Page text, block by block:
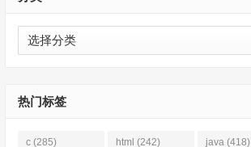
分
类
热门标签
c (285) html (242) java (418)